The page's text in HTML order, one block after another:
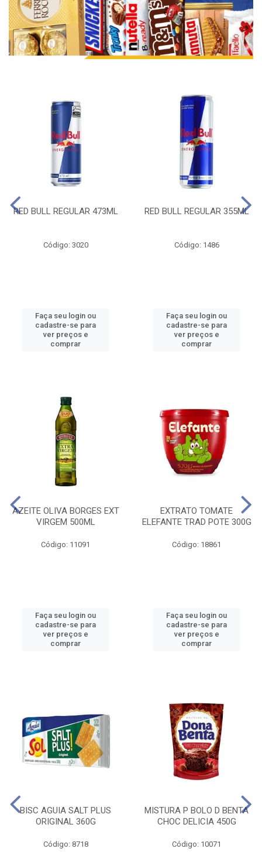
RED BULL REGULAR 473ML
Código: 3020
Faça seu login ou
cadastre-se para
ver preços e
comprar
RED BULL REGULAR 355ML
Código: 1486
Faça seu login ou
cadastre-se para
ver preços e
comprar
AZEITE OLIVA BORGES EXT
VIRGEM 500ML
Código: 11091
Faça seu login ou
cadastre-se para
ver preços e
comprar
EXTRATO TOMATE
ELEFANTE TRAD POTE 300G
Código: 18861
Faça seu login ou
cadastre-se para
ver preços e
comprar
BISC AGUIA SALT PLUS
ORIGINAL 360G
Código: 8718
MISTURA P BOLO D BENTA
CHOC DELICIA 450G
Código: 10071